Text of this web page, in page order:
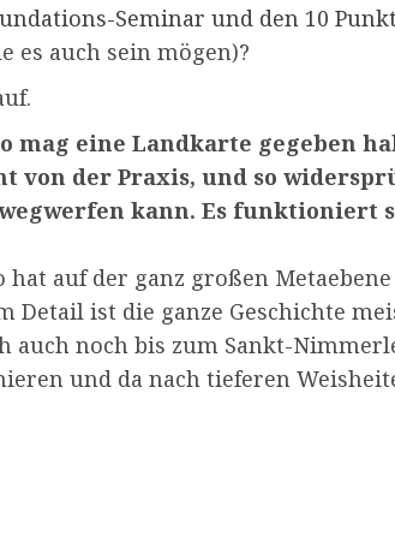
Seminar und den 10
es auch sein mögen)?
mag eine Landkarte gegeben
von der Praxis, und so
kann. Es funktioniert
hat auf der ganz großen
Detail ist die ganze Geschichte
auch noch bis zum Sankt-
und da nach tieferen